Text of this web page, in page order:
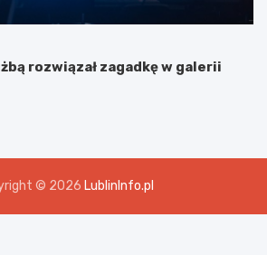
rozwiązał zagadkę w galerii
© 2026 LublinInfo.pl